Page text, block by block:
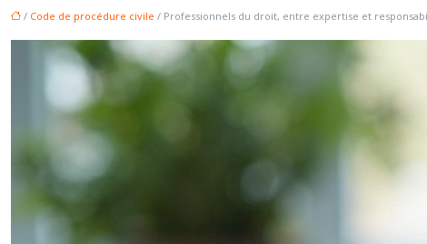
/ Code de procédure civile / Professionnels du droit, entre expertise et